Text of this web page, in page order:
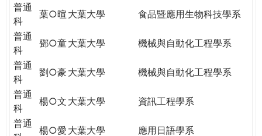
普通
科
葉○暄 大葉大學
食品暨應用生物科技學系
普通
科
鄧○童大葉大學
機械與自動化工程學系
普通
科
劉○豪 大葉大學
機械與自動化工程學系
普通
科
楊○文 大葉大學
資訊工程學系
普通
楊○愛 大葉大學
應用日語學系